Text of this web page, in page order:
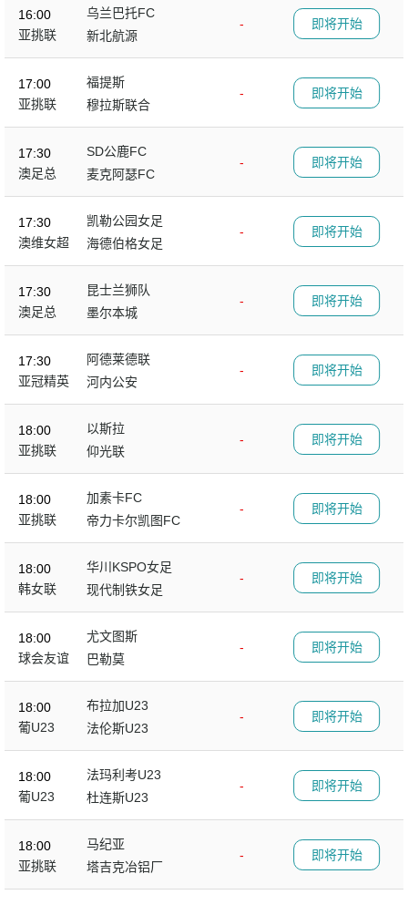
16:00
亚挑联
乌兰巴托FC
-
新北航源
即将开始
17:00
亚挑联
福提斯
-
穆拉斯联合
即将开始
17:30
澳足总
SD公鹿FC
-
麦克阿瑟FC
即将开始
17:30
澳维女超
凯勒公园女足
-
海德伯格女足
即将开始
17:30
澳足总
昆士兰狮队
-
墨尔本城
即将开始
17:30
亚冠精英
阿德莱德联
-
河内公安
即将开始
18:00
亚挑联
以斯拉
-
仰光联
即将开始
18:00
亚挑联
加素卡FC
-
帝力卡尔凯图FC
即将开始
18:00
韩女联
华川KSPO女足
-
现代制铁女足
即将开始
18:00
球会友谊
尤文图斯
-
巴勒莫
即将开始
18:00
葡U23
布拉加U23
-
法伦斯U23
即将开始
18:00
葡U23
法玛利考U23
-
杜连斯U23
即将开始
18:00
亚挑联
马纪亚
-
塔吉克冶铝厂
即将开始